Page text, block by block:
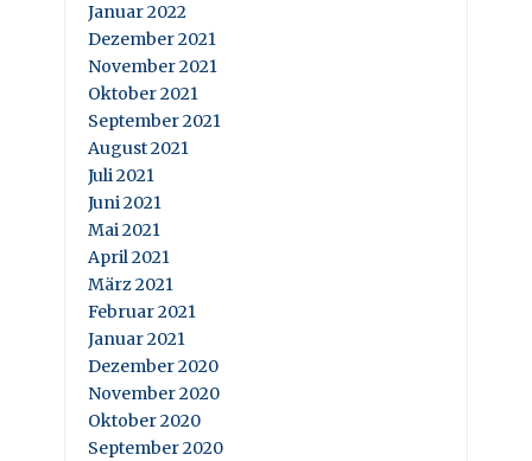
Januar 2022
Dezember 2021
November 2021
Oktober 2021
September 2021
August 2021
Juli 2021
Juni 2021
Mai 2021
April 2021
März 2021
Februar 2021
Januar 2021
Dezember 2020
November 2020
Oktober 2020
September 2020